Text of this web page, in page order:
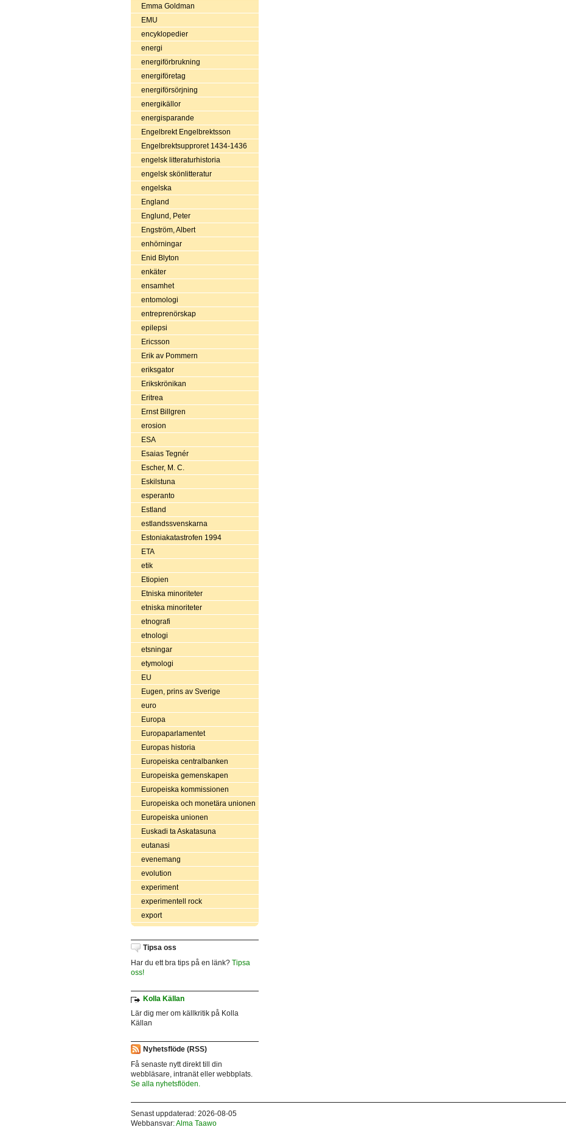
Emma Goldman
EMU
encyklopedier
energi
energiförbrukning
energiföretag
energiförsörjning
energikällor
energisparande
Engelbrekt Engelbrektsson
Engelbrektsupproret 1434-1436
engelsk litteraturhistoria
engelsk skönlitteratur
engelska
England
Englund, Peter
Engström, Albert
enhörningar
Enid Blyton
enkäter
ensamhet
entomologi
entreprenörskap
epilepsi
Ericsson
Erik av Pommern
eriksgator
Erikskrönikan
Eritrea
Ernst Billgren
erosion
ESA
Esaias Tegnér
Escher, M. C.
Eskilstuna
esperanto
Estland
estlandssvenskarna
Estoniakatastrofen 1994
ETA
etik
Etiopien
Etniska minoriteter
etniska minoriteter
etnografi
etnologi
etsningar
etymologi
EU
Eugen, prins av Sverige
euro
Europa
Europaparlamentet
Europas historia
Europeiska centralbanken
Europeiska gemenskapen
Europeiska kommissionen
Europeiska och monetära unionen
Europeiska unionen
Euskadi ta Askatasuna
eutanasi
evenemang
evolution
experiment
experimentell rock
export
Tipsa oss
Har du ett bra tips på en länk? Tipsa
oss!
Kolla Källan
Lär dig mer om källkritik på Kolla
Källan
Nyhetsflöde (RSS)
Få senaste nytt direkt till din
webbläsare, intranät eller webbplats.
Se alla nyhetsflöden.
Senast uppdaterad: 2026-08-05
Webbansvar:Alma Taawo